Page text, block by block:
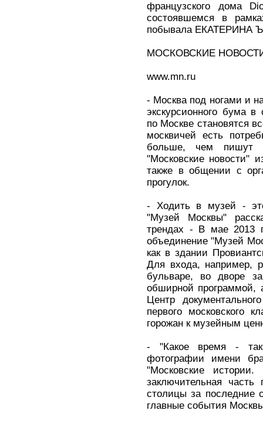
французского дома
состоявшемся в
побывала ЕКАТЕРИНА
МОСКОВСКИЕ
www.mn.ru
- Москва под ногами и
экскурсионного бума в
по Москве становятся
москвичей есть
больше, чем пишут в
"Московские новости"
также в общении с
прогулок.
- Ходить в музей -
"Музей Москвы"
трендах - В мае 2013
объединение "Музей
как в здании
Для входа, например,
бульваре, во дворе
обширной программой,
Центр
первого московского
горожан к музейным
- "Какое время -
фотографии имени
"Московские
заключительная
столицы за последние
главные события